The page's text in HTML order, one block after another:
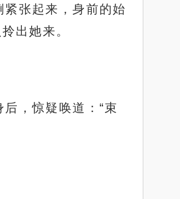
张起来，身前的始
出她来。
，惊疑唤道：“束